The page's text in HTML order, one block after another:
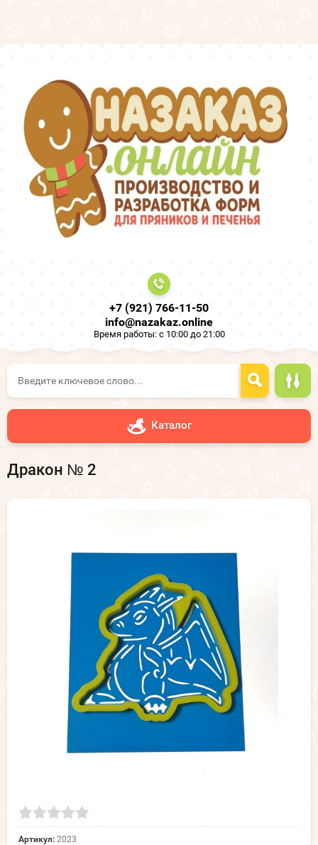
+7 (921) 766-11-50
info@nazakaz.online
Время работы: с 10:00 до 21:00
Каталог
Дракон № 2
Артикул: 2023